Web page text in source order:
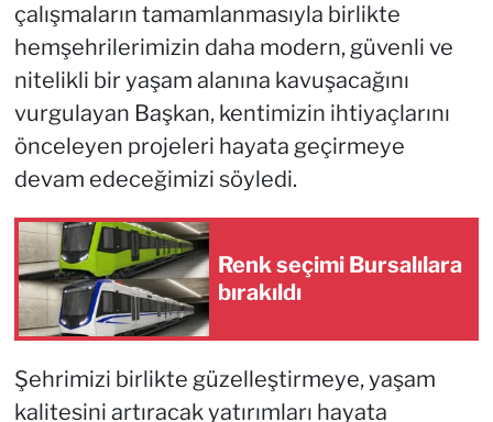
çalışmaların tamamlanmasıyla birlikte
hemşehrilerimizin daha modern, güvenli ve
nitelikli bir yaşam alanına kavuşacağını
vurgulayan Başkan, kentimizin ihtiyaçlarını
önceleyen projeleri hayata geçirmeye
devam edeceğimizi söyledi.
Renk seçimi Bursalılara
bırakıldı
Şehrimizi birlikte güzelleştirmeye, yaşam
kalitesini artıracak yatırımları hayata